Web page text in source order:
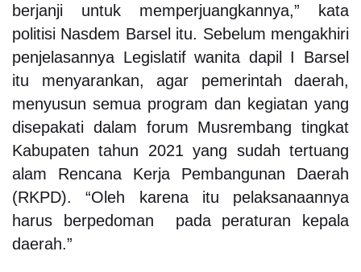
berjanji untuk memperjuangkannya,” kata
politisi Nasdem Barsel itu. Sebelum mengakhiri
penjelasannya Legislatif wanita dapil I Barsel
itu menyarankan, agar pemerintah daerah,
menyusun semua program dan kegiatan yang
disepakati dalam forum Musrembang tingkat
Kabupaten tahun 2021 yang sudah tertuang
alam Rencana Kerja Pembangunan Daerah
(RKPD). “Oleh karena itu pelaksanaannya
harus berpedoman pada peraturan kepala
daerah.”